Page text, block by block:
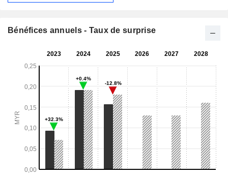
Bénéfices annuels - Taux de surprise